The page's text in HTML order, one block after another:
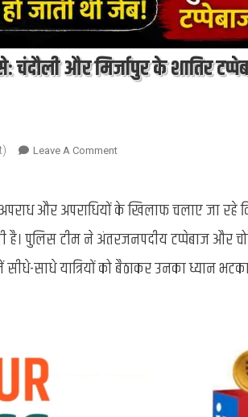
और मिर्जापुर के शातिर
Leave A CommentOn
डालकर
थे
पैसे:
और अपराधियों के खिलाफ चलाए जा
पुलिस टीम ने अंतरजनपदीय टप्पेबाज और
में सीधे-साधे यात्रियों को बैठाकर उनका